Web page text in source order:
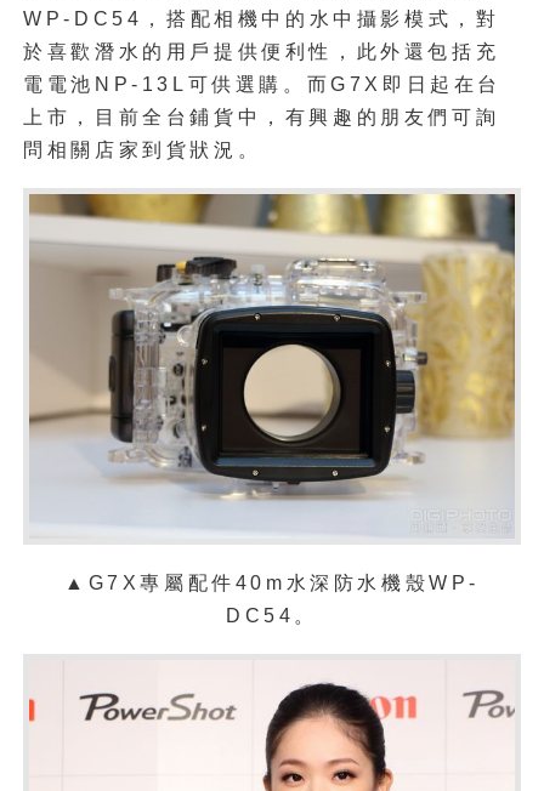
WP-DC54，搭配相機中的水中攝影模式，對
於喜歡潛水的用戶提供便利性，此外還包括充
電電池NP-13L可供選購。而G7X即日起在台
上市，目前全台鋪貨中，有興趣的朋友們可詢
問相關店家到貨狀況。
▲G7X專屬配件40m水深防水機殼WP-
DC54。